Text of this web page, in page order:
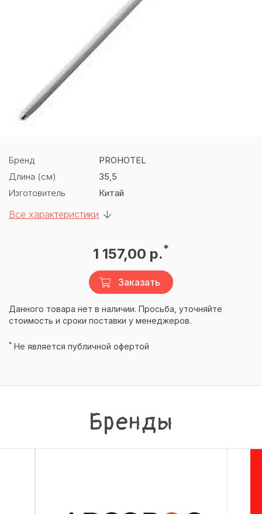
Бренд
PROHOTEL
Длина (см)
35,5
Изготовитель
Китай
Все характеристики
1 157,00 р.*
Заказать
Данного товара нет в наличии. Просьба, уточняйте
стоимость и сроки поставки у менеджеров.
* Не является публичной офертой
Бренды